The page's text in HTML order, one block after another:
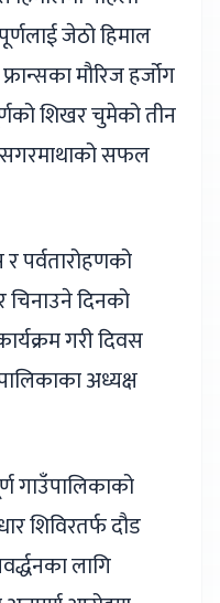
जेठो हिमाल
मौरिज हर्जोग
शिखर चुमेको तीन
सगरमाथाको सफल
पर्वतारोहणको
चिनाउने दिनको
गरी दिवस
अध्यक्ष
गाउँपालिकाको
शिविरतर्फ दौड
लागि